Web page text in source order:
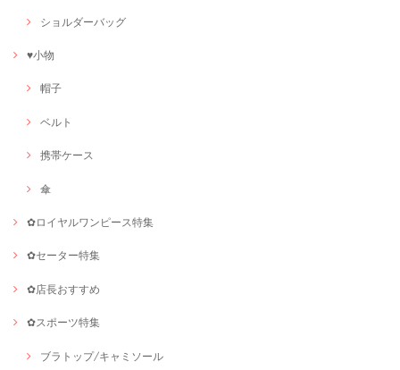
ショルダーバッグ
♥小物
帽子
ベルト
携帯ケース
傘
✿ロイヤルワンピース特集
✿セーター特集
✿店長おすすめ
✿スポーツ特集
ブラトップ/キャミソール